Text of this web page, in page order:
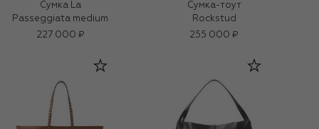
Сумка La
Passeggiata medium
227 000 ₽
Сумка-тоут
Rockstud
255 000 ₽